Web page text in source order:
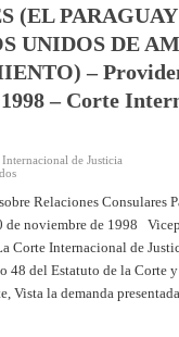
abril
de
1998
Corte
Internacional
de
Justicia
(EL
UNIDOS DE
–
– Corte
Internacional de Justicia
en
RELATIVO
A
LA
DE
VIENA
SOBRE
RELACIONES
CONSULARES
Relaciones Consulares
de noviembre de 1998
Corte Internacional de
48 del Estatuto de la Corte
Vista la demanda